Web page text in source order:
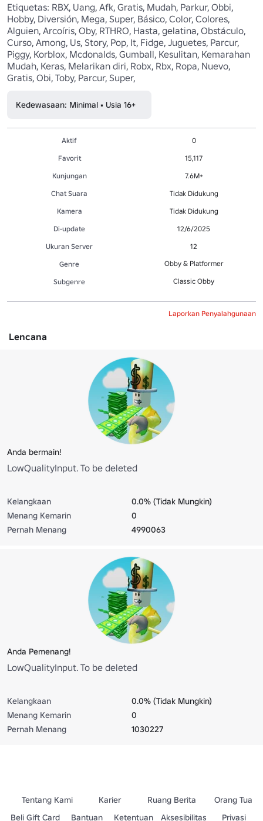
Etiquetas: RBX, Uang, Afk, Gratis, Mudah, Parkur, Obbi,
Hobby, Diversión, Mega, Super, Básico, Color, Colores,
Alguien, Arcoíris, Oby, RTHRO, Hasta, gelatina, Obstáculo,
Curso, Among, Us, Story, Pop, It, Fidge, Juguetes, Parcur,
Piggy, Korblox, Mcdonalds, Gumball, Kesulitan, Kemarahan
Mudah, Keras, Melarikan diri, Robx, Rbx, Ropa, Nuevo,
Gratis, Obi, Toby, Parcur, Super,
Kedewasaan: Minimal • Usia 16+
Aktif
0
Favorit
15,117
Kunjungan
7.6M+
Chat Suara
Tidak Didukung
Kamera
Tidak Didukung
Di-update
12/6/2025
Ukuran Server
12
Genre
Obby & Platformer
Subgenre Classic Obby
Laporkan Penyalahgunaan
Lencana
Anda bermain!
LowQualityInput. To be deleted
Kelangkaan
0.0% (Tidak Mungkin)
Menang Kemarin
0
Pernah Menang
4990063
Anda Pemenang!
LowQualityInput. To be deleted
Kelangkaan
0.0% (Tidak Mungkin)
Menang Kemarin
0
Pernah Menang
1030227
Tentang Kami Karier Ruang Berita
Orang Tua
Beli Gift Card
Bantuan Ketentuan Aksesibilitas Privasi